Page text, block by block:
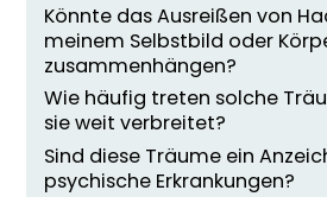
Könnte das Ausreißen von
meinem Selbstbild oder
zusammenhängen?
Wie häufig treten solche
sie weit verbreitet?
Sind diese Träume ein
psychische Erkrankungen?